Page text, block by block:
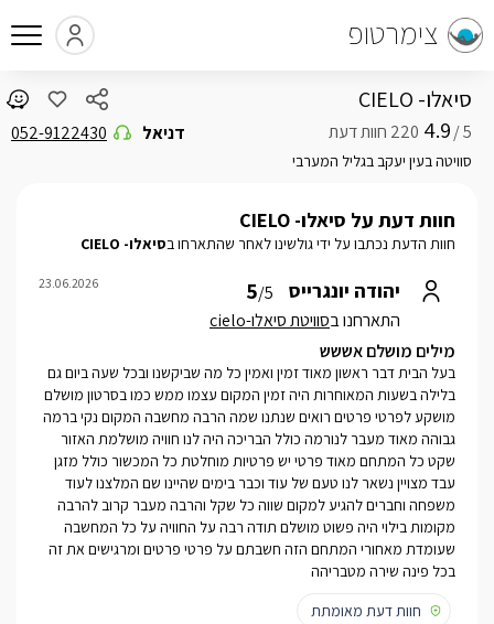
צימרטופ
סיאלו- CIELO
5 /
4.9
סוויטה בעין יעקב בגליל המערבי
דניאל 052-9122430
חוות דעת על סיאלו- CIELO
חוות הדעת נכתבו על ידי גולשינו לאחר שהתארחו בסיאלו- CIELO
יהודה יונגרייס 5/5
התארחנו בסוויטת סיאלו-cielo
23.06.2026
מילים מושלם אששש
בעל הבית דבר ראשון מאוד זמין ואמין כל מה שביקשנו ובכל שעה ביום גם
בלילה בשעות המאוחרות היה זמין המקום עצמו ממש כמו בסרטון מושלם
מושקע לפרטי פרטים רואים שנתנו שמה הרבה מחשבה המקום נקי ברמה
גבוהה מאוד מעבר לנורמה כולל הבריכה היה לנו חוויה מושלמת האזור
שקט כל המתחם מאוד פרטי יש פרטיות מוחלטת כל המכשור כולל מזגן
עבד מצויין נשאר לנו טעם של עוד וכבר בימים שהיינו שם המלצנו לעוד
משפחה וחברים להגיע למקום שווה כל שקל והרבה מעבר קרוב להרבה
מקומות בילוי היה פשוט מושלם תודה רבה על החוויה על כל המחשבה
שעומדת מאחורי המתחם הזה חשבתם על פרטי פרטים ומרגישים את זה
בכל פינה שירה מטבריהה
חוות דעת מאומתת